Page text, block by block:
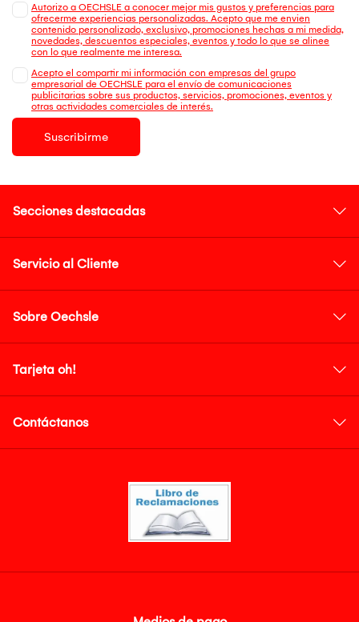
Autorizo a OECHSLE a conocer mejor mis gustos y preferencias para
ofrecerme experiencias personalizadas. Acepto que me envien
contenido personalizado, exclusivo, promociones hechas a mi medida,
novedades, descuentos especiales, eventos y todo lo que se alinee
con lo que realmente me interesa.
Acepto el compartir mi información con empresas del grupo
empresarial de OECHSLE para el envío de comunicaciones
publicitarias sobre sus productos, servicios, promociones, eventos y
otras actividades comerciales de interés.
Suscribirme
Secciones destacadas
Servicio al Cliente
Sobre Oechsle
Tarjeta oh!
Contáctanos